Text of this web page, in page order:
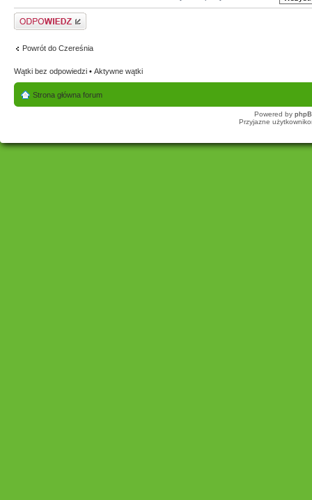
Odpowiedz
Powrót do Czereśnia
Wątki bez odpowiedzi • Aktywne wątki
Strona główna forum
Powered by
Przyjazne